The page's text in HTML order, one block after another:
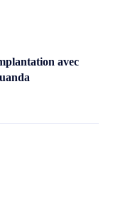
avec